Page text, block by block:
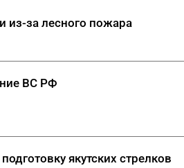
из-за лесного пожара
ВС РФ
якутских стрелков